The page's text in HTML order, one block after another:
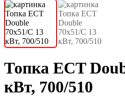
Топка ECT
кВт, 700/510